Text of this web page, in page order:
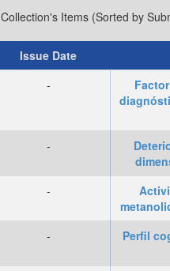
Collection's Items (Sorted by
Issue Date
-
-
-
-
Perfil